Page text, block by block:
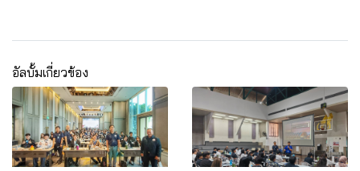
อัลบั้มเกี่ยวข้อง